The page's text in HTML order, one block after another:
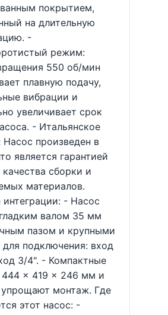
покрытием,
на длительную
-
режим:
550 об/мин
плавную подачу,
вибрации и
увеличивает срок
- Итальянское
Насос произведен в
является гарантией
сборки и
материалов.
интеграции: - Насос
валом 35 мм
пазом и крупными
для подключения: вход
3/4". - Компактные
444 × 419 × 246 мм и
упрощают монтаж. Где
этот насос: -